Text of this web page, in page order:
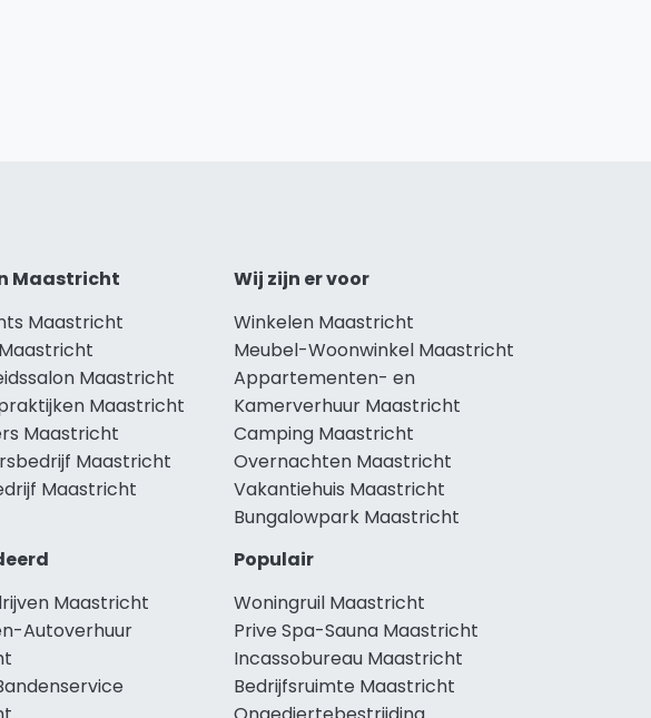
Maastricht
Maastricht
Maastricht
Maastricht
Maastricht
Maastricht
Maastricht
Wij zijn er voor
Winkelen Maastricht
Meubel-Woonwinkel Maastricht
Appartementen- en
Kamerverhuur Maastricht
Camping Maastricht
Overnachten Maastricht
Vakantiehuis Maastricht
Bungalowpark Maastricht
Maastricht
Autoverhuur
Populair
Woningruil Maastricht
Prive Spa-Sauna Maastricht
Incassobureau Maastricht
Bedrijfsruimte Maastricht